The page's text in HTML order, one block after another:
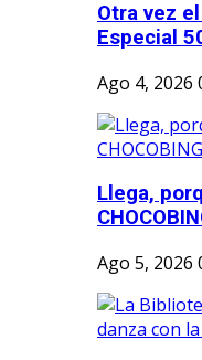
Otra vez
Especial
Ago 4, 2026
Llega,
Ago 5, 2026